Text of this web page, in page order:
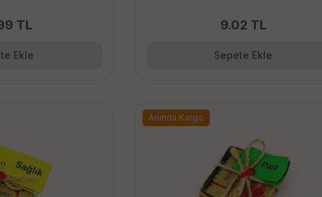
TL
Ekle
9.02 TL
Sepete Ekle
Anında Kargo